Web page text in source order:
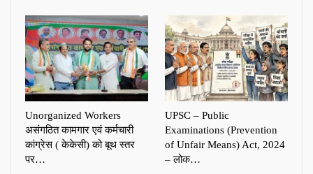
Unorganized Workers
असंगठित कामगार एवं कर्मचारी
कांग्रेस ( केकेसी) को बूथ स्तर
पर…
UPSC – Public
Examinations (Prevention
of Unfair Means) Act, 2024
– लोक…